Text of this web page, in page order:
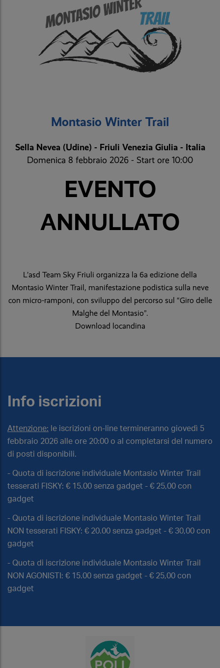
Montasio Winter Trail
Sella Nevea (Udine) - Friuli Venezia Giulia - Italia
Domenica 8 febbraio 2026 - Start ore 10:00
EVENTO
ANNULLATO
L’asd Team Sky Friuli organizza la 6a edizione della
Montasio Winter Trail, manifestazione podistica sulla neve
con micro-ramponi, con sviluppo del percorso sul “Giro delle
Malghe del Montasio”.
Download locandina
Info iscrizioni
Attenzione: le iscrizioni on-line termineranno giovedì 5
febbraio 2026 alle ore 20:00 o al completarsi del numero
di posti disponibili.
- Quota di iscrizione individuale Montasio Winter Trail
tesserati FISKY: € 15.00 senza gadget - € 25,00 con
gadget
- Quota di iscrizione individuale Montasio Winter Trail
NON tesserati FISKY: € 20.00 senza gadget - € 30,00 con
gadget
- Quota di iscrizione individuale Montasio Winter Trail
NON AGONISTI: € 15.00 senza gadget - € 25,00 con
gadget